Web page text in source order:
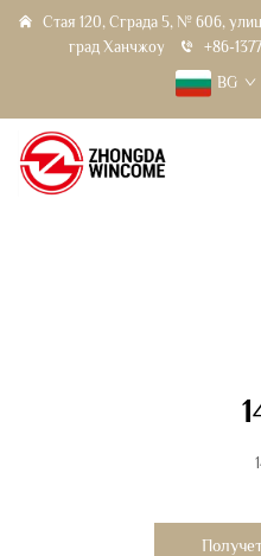
Стая 120, Сграда 5, № 606,
град Ханчжоу
+86-
BG